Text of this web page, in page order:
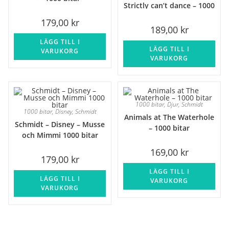
179,00 kr
LÄGG TILL I
VARUKORG
Strictly can’t dance – 1000
189,00 kr
LÄGG TILL I
VARUKORG
1000 bitar, Disney, Schmidt
Schmidt – Disney – Musse
och Mimmi 1000 bitar
179,00 kr
LÄGG TILL I
VARUKORG
1000 bitar, Djur, Schmidt
Animals at The Waterhole
– 1000 bitar
169,00 kr
LÄGG TILL I
VARUKORG